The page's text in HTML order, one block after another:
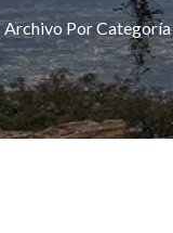
Archivo Por